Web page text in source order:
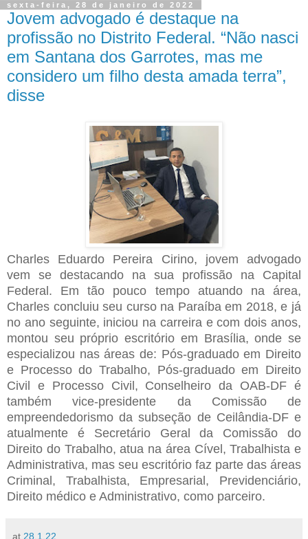
sexta-feira, 28 de janeiro de 2022
Jovem advogado é destaque na
profissão no Distrito Federal. “Não nasci
em Santana dos Garrotes, mas me
considero um filho desta amada terra”,
disse
Charles Eduardo Pereira Cirino, jovem advogado
vem se destacando na sua profissão na Capital
Federal. Em tão pouco tempo atuando na área,
Charles concluiu seu curso na Paraíba em 2018, e já
no ano seguinte, iniciou na carreira e com dois anos,
montou seu próprio escritório em Brasília, onde se
especializou nas áreas de: Pós-graduado em Direito
e Processo do Trabalho, Pós-graduado em Direito
Civil e Processo Civil, Conselheiro da OAB-DF é
também vice-presidente da Comissão de
empreendedorismo da subseção de Ceilândia-DF e
atualmente é Secretário Geral da Comissão do
Direito do Trabalho, atua na área Cível, Trabalhista e
Administrativa, mas seu escritório faz parte das áreas
Criminal, Trabalhista, Empresarial, Previdenciário,
Direito médico e Administrativo, como parceiro.
at 28.1.22